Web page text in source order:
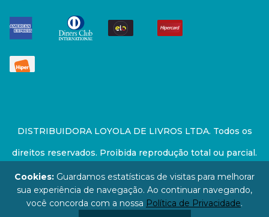
DISTRIBUIDORA LOYOLA DE LIVROS LTDA. Todos os
direitos reservados. Proibida reprodução total ou parcial.
Preços e estoque sujeito a alterações sem aviso prévio.
67.946.814/0001-94 - LOJA - Rua Senador Feijó - São
Cookies: Guardamos estatísticas de visitas para melhorar
sua experiência de navegação. Ao continuar navegando,
você concorda com a nossa Política de Privacidade.